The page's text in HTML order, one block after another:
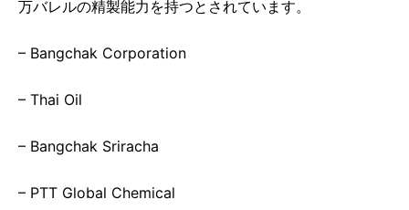
万バレルの精製能力を持つとされています。
– Bangchak Corporation
– Thai Oil
– Bangchak Sriracha
– PTT Global Chemical